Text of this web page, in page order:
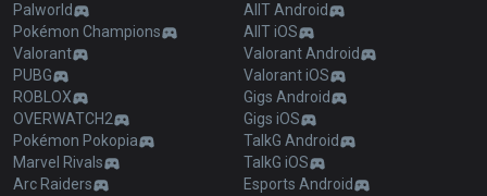
Palworld
Pokémon Champions
Valorant
PUBG
ROBLOX
OVERWATCH2
Pokémon Pokopia
Marvel Rivals
Arc Raiders
AllT Android
AllT iOS
Valorant Android
Valorant iOS
Gigs Android
Gigs iOS
TalkG Android
TalkG iOS
Esports Android